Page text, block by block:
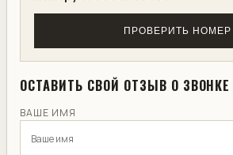
ПРОВЕРИТЬ НОМЕР
ОСТАВИТЬ СВОЙ ОТЗЫВ О ЗВОНКЕ
ВАШЕ ИМЯ